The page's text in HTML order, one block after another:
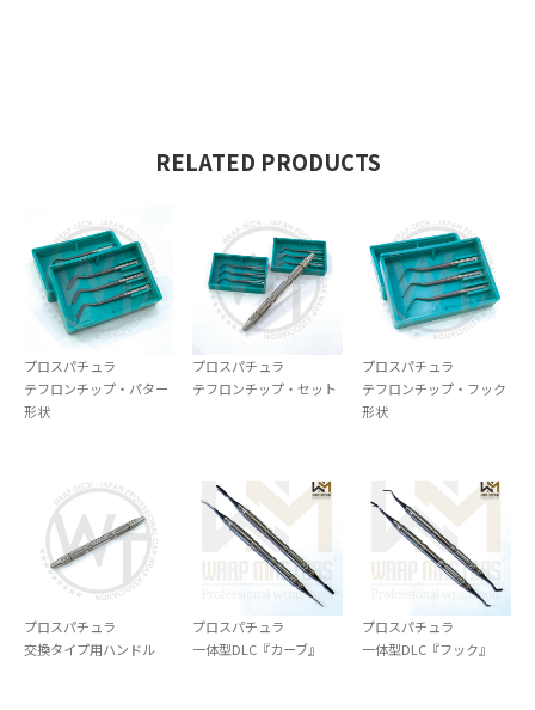
RELATED PRODUCTS
プロスパチュラ
テフロンチップ・パター
形状
プロスパチュラ
テフロンチップ・セット
プロスパチュラ
テフロンチップ・フック
形状
プロスパチュラ
交換タイプ用ハンドル
プロスパチュラ
一体型DLC『カーブ』
プロスパチュラ
一体型DLC『フック』